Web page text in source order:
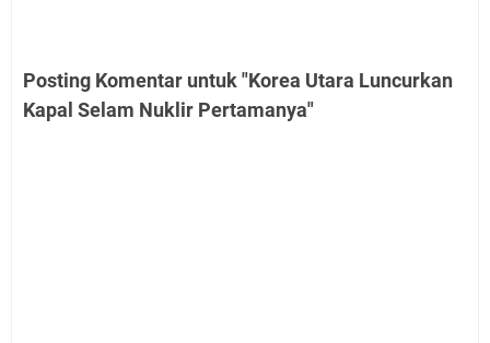
Posting Komentar untuk "Korea Utara Luncurkan
Kapal Selam Nuklir Pertamanya"